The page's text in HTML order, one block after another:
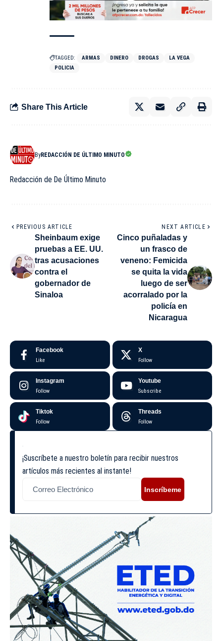
TAGGED: ARMAS DINERO DROGAS
LA VEGA
POLICIA
Share This Article
ByREDACCIÓN DE ÚLTIMO MINUTO
Redacción de De Último Minuto
PREVIOUS ARTICLE
Sheinbaum exige
pruebas a EE. UU.
tras acusaciones
contra el
gobernador de
Sinaloa
NEXT ARTICLE
Cinco puñaladas y
un frasco de
veneno: Femicida
se quita la vida
luego de ser
acorralado por la
policía en
Nicaragua
Facebook
Like
X
Follow
Instagram
Follow
Youtube
Subscribe
Tiktok
Follow
Threads
Follow
¡Suscríbete a nuestro boletín para recibir nuestros
artículos más recientes al instante!
Inscríbeme